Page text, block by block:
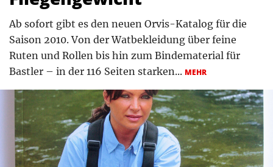
Ab sofort gibt es den neuen Orvis-Katalog für die
Saison 2010. Von der Watbekleidung über feine
Ruten und Rollen bis hin zum Bindematerial für
Bastler – in der 116 Seiten starken... MEHR